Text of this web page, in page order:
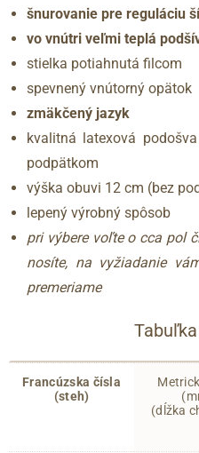
šnurovanie pre reguláciu
vo vnútri veľmi teplá
stielka potiahnutá filcom
spevnený vnútorný opätok
zmäkčený jazyk
kvalitná latexová
podpätkom
výška obuvi 12 cm (bez
lepený výrobný spôsob
pri výbere voľte o cca pol
nosíte, na vyžiadanie
premeriame
Francúzska čísla
(steh)
(dĺžka